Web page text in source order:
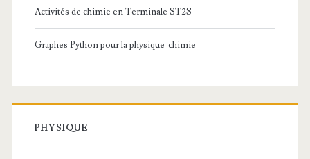
Activités de chimie en Terminale ST2S
Graphes Python pour la physique-chimie
PHYSIQUE